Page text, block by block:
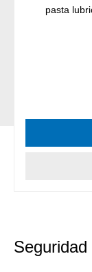
pasta